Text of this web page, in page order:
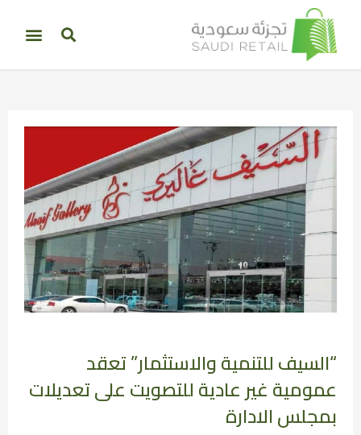
“السيف للتنمية والاستثمار” تعقد
عمومية غير عادية للتصويت على تعديلات
بمجلس الادارة